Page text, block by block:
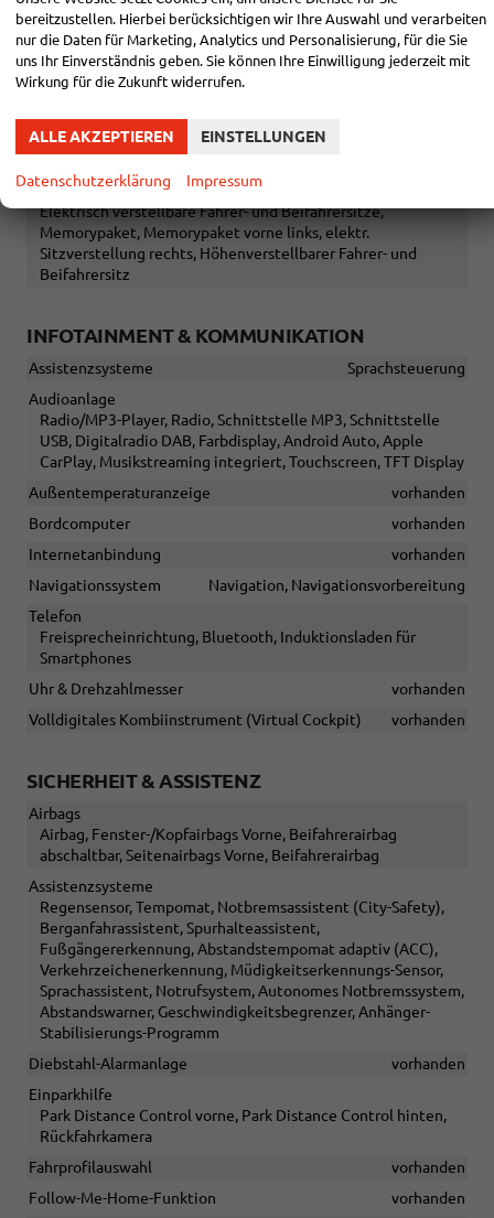
in Leder, höhenverstellbar, mit Multifunktionen, in
Sportausführung, mit Lenkradheizung, mit Schaltwippen
Sitze
Isofix (Kindersitzbefestigung), Sitzbank hinten verschiebbar,
Beifahrersitz
Sitze: Lordosenstütze
Sitze: Verstellbarkeit
Elektrisch verstellbare Fahrer- und Beifahrersitze,
Memorypaket, Memorypaket vorne links, elektr.
Sitzverstellung rechts, Höhenverstellbarer Fahrer- und
Beifahrersitz
INFOTAINMENT & KOMMUNIKATION
Assistenzsysteme
Sprachsteuerung
Audioanlage
Radio/MP3-Player, Radio, Schnittstelle MP3, Schnittstelle
USB, Digitalradio DAB, Farbdisplay, Android Auto, Apple
CarPlay, Musikstreaming integriert, Touchscreen, TFT Display
Außentemperaturanzeige
vorhanden
Bordcomputer
vorhanden
Internetanbindung
vorhanden
Navigationssystem
Navigation, Navigationsvorbereitung
Telefon
Freisprecheinrichtung, Bluetooth, Induktionsladen für
Smartphones
Uhr & Drehzahlmesser
vorhanden
Volldigitales Kombiinstrument (Virtual Cockpit)
vorhanden
SICHERHEIT & ASSISTENZ
Airbags
Airbag, Fenster-/Kopfairbags Vorne, Beifahrerairbag
abschaltbar, Seitenairbags Vorne, Beifahrerairbag
Assistenzsysteme
Regensensor, Tempomat, Notbremsassistent (City-Safety),
Berganfahrassistent, Spurhalteassistent,
Fußgängererkennung, Abstandstempomat adaptiv (ACC),
Verkehrzeichenerkennung, Müdigkeitserkennungs-Sensor,
Sprachassistent, Notrufsystem, Autonomes Notbremssystem,
Abstandswarner, Geschwindigkeitsbegrenzer, Anhänger-
Stabilisierungs-Programm
Diebstahl-Alarmanlage
vorhanden
Einparkhilfe
Park Distance Control vorne, Park Distance Control hinten,
Rückfahrkamera
Fahrprofilauswahl
vorhanden
Follow-Me-Home-Funktion
vorhanden
bereitzustellen. Hierbei berücksichtigen wir Ihre Auswahl und verarbeiten
nur die Daten für Marketing, Analytics und Personalisierung, für die Sie
uns Ihr Einverständnis geben. Sie können Ihre Einwilligung jederzeit mit
Wirkung für die Zukunft widerrufen.
ALLE AKZEPTIEREN EINSTELLUNGEN
Datenschutzerklärung Impressum